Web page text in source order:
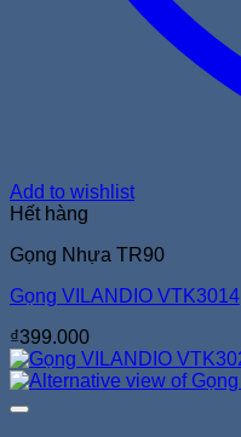
Add to wishlist
Hết hàng
Gọng Nhựa TR90
Gọng VILANDIO VTK3014
₫399.000